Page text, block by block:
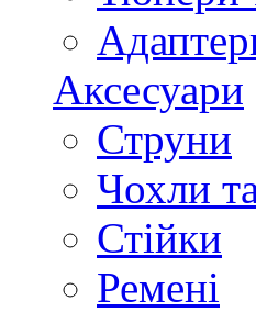
Аксесуари
Струни
Чохли
Стійки
Ремені